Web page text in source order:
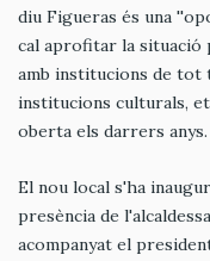
diu Figueras és una
cal aprofitar la situació
amb institucions de tot
institucions culturals,
oberta els darrers anys.
El nou local s'ha
presència de
acompanyat el